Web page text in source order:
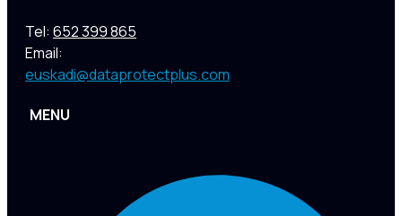
Tel: 652 399 865
Email:
euskadi@dataprotectplus.com
MENU